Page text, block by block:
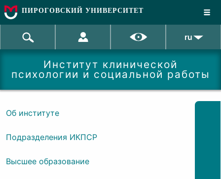
ПИРОГОВСКИЙ УНИВЕРСИТЕТ
ru
Институт клинической
психологии и социальной работы
Об институте
Подразделения ИКПСР
Высшее образование